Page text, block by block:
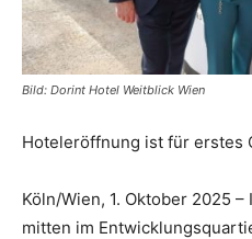
Bild: Dorint Hotel Weitblick Wien
Hoteleröffnung ist für erstes
Köln/Wien, 1. Oktober 2025
mitten im